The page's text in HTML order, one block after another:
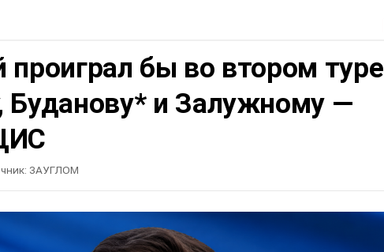
проиграл бы во втором туре
Буданову* и Залужному —
ЗАУГЛОМ